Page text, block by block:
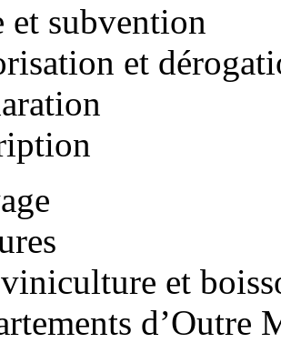
et subvention
et
et
d’Outre